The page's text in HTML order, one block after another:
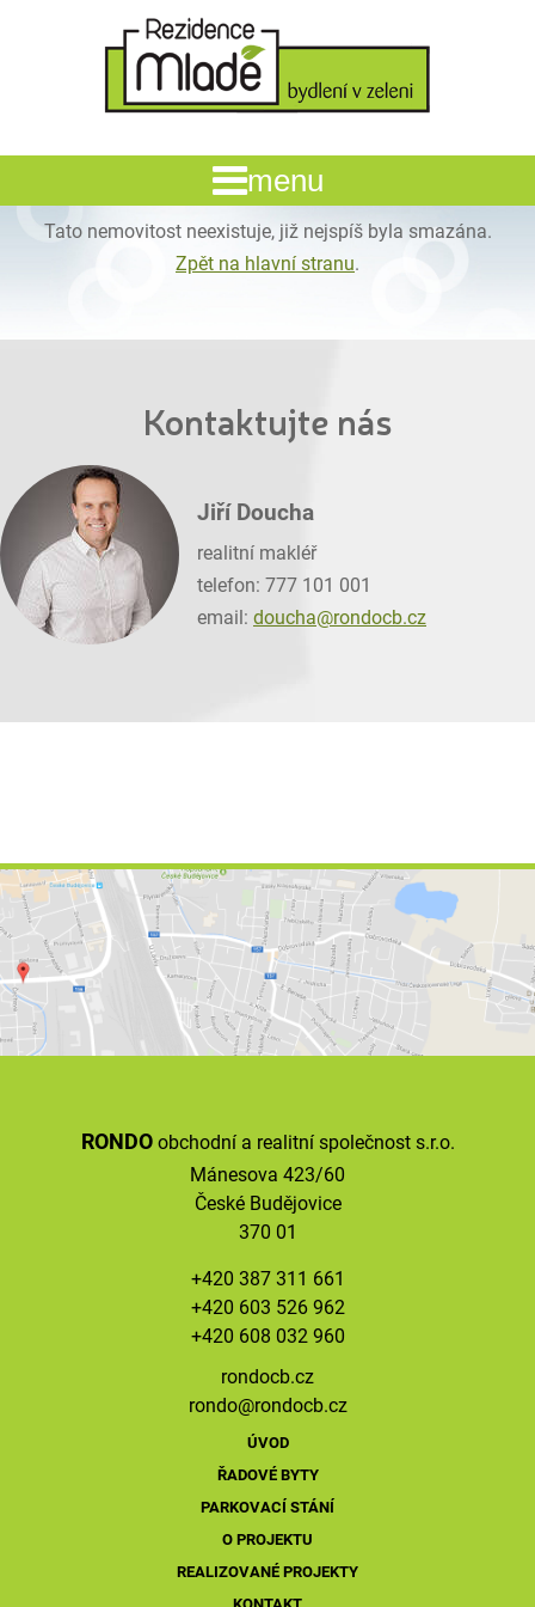
Tato nemovitost neexistuje, již nejspíš byla smazána.
Zpět na hlavní stranu.
Kontaktujte nás
Jiří Doucha
realitní makléř
telefon: 777 101 001
email: doucha@rondocb.cz
RONDOobchodní a realitní společnost s.r.o.
Mánesova 423/60
České Budějovice
370 01
+420 387 311 661
+420 603 526 962
+420 608 032 960
rondocb.cz
rondo@rondocb.cz
ÚVOD
ŘADOVÉ BYTY
PARKOVACÍ STÁNÍ
O PROJEKTU
REALIZOVANÉ PROJEKTY